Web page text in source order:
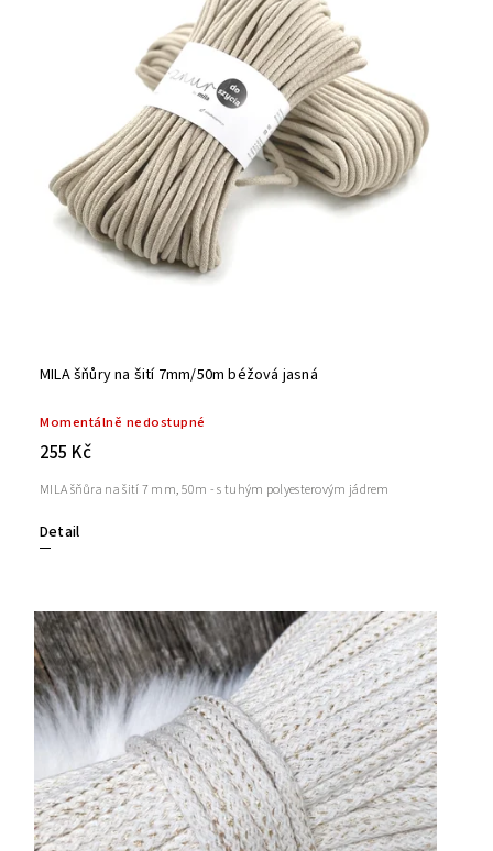
MILA šňůry na šití 7mm/50m béžová jasná
Momentálně nedostupné
255 Kč
Detail
MILA šňůra na šití 7 mm, 50m - s tuhým polyesterovým jádrem